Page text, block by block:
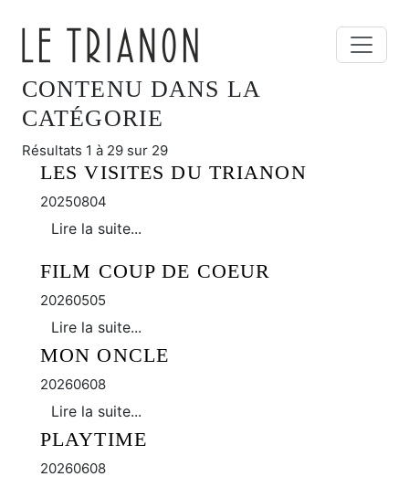
CONTENU DANS LA
CATÉGORIE
Résultats 1 à 29 sur 29
LES VISITES DU TRIANON
20250804
Lire la suite...
FILM COUP DE COEUR
20260505
Lire la suite...
MON ONCLE
20260608
Lire la suite...
PLAYTIME
20260608